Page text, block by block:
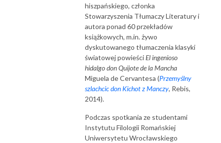
hiszpańskiego, członka
Stowarzyszenia Tłumaczy Literatury i
autora ponad 60 przekładów
książkowych, m.in. żywo
dyskutowanego tłumaczenia klasyki
światowej powieściEl ingenioso
hidalgodon Quijotede la Mancha
Miguela de Cervantesa (Przemyślny
szlachcic don Kichot z Manczy, Rebis,
2014).
Podczas spotkania ze studentami
Instytutu Filologii Romańskiej
Uniwersytetu Wrocławskiego